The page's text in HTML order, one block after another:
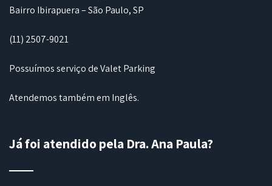
Bairro Ibirapuera – São Paulo, SP
(11) 2507-9021
Possuímos serviço de Valet Parking
Atendemos também em Inglês.
Já foi atendido pela Dra. Ana Paula?